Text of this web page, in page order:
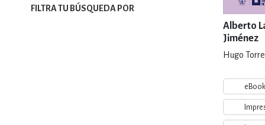
INFANTILES,
Alberto
Jiménez
Hugo
eBook
FILTRA TU BÚSQUEDA POR